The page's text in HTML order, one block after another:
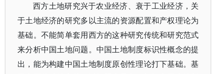
西方土地研究兴于农业经济、衰于工业经济，关
于土地经济的研究多以主流的资源配置和产权理论为
基础。不能简单套用西方的这种研究传统和研究范式
来分析中国土地问题。中国土地制度标识性概念的提
出，能为构建中国土地制度原创性理论打下基础。基